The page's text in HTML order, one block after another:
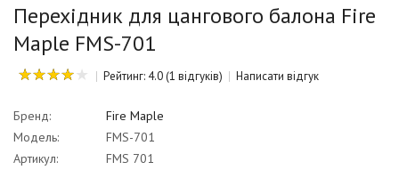
Перехідник для цангового балона Fire
Maple FMS-701
Рейтинг: 4.0(1 відгуків) Написати відгук
Бренд:
Fire Maple
Модель:
FMS-701
Артикул:
FMS 701